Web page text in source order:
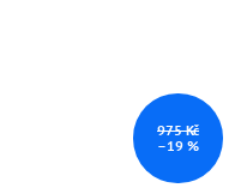
975 Kč
–19 %